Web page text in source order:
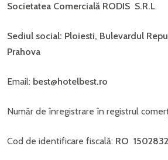
Societatea Comercială RODIS S.R.L.
Sediul social: Ploiesti, Bulevardul
Prahova
Email: best@hotelbest.ro
Număr de înregistrare în registrul
Cod de identificare fiscală: RO